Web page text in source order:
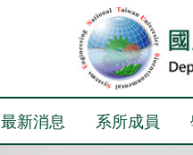
最新消息 系所成員